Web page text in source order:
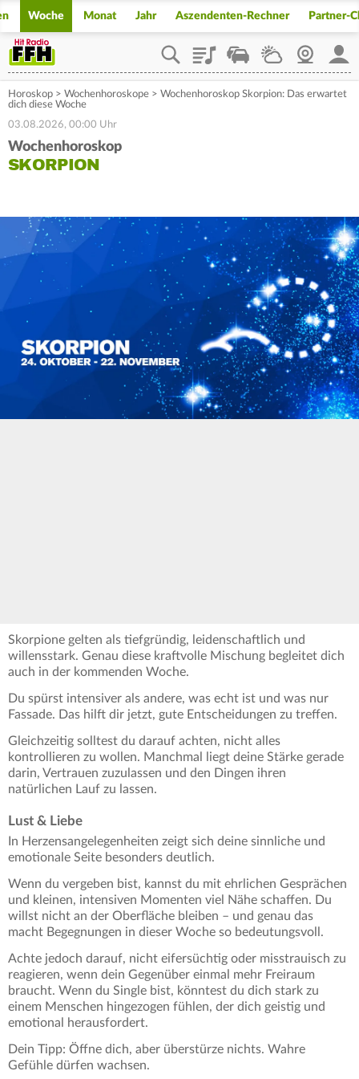
Woche Monat Jahr Aszendenten-Rechner Partner-
PlaylistStaupilotWetterWebcam
Horoskop > Wochenhoroskope > Wochenhoroskop Skorpion: Das erwartet
dich diese Woche
03.08.2026, 00:00 Uhr
Wochenhoroskop
SKORPION
Skorpione gelten als tiefgründig, leidenschaftlich und
willensstark. Genau diese kraftvolle Mischung begleitet dich
auch in der kommenden Woche.
Du spürst intensiver als andere, was echt ist und was nur
Fassade. Das hilft dir jetzt, gute Entscheidungen zu treffen.
Gleichzeitig solltest du darauf achten, nicht alles
kontrollieren zu wollen. Manchmal liegt deine Stärke gerade
darin, Vertrauen zuzulassen und den Dingen ihren
natürlichen Lauf zu lassen.
Lust & Liebe
In Herzensangelegenheiten zeigt sich deine sinnliche und
emotionale Seite besonders deutlich.
Wenn du vergeben bist, kannst du mit ehrlichen Gesprächen
und kleinen, intensiven Momenten viel Nähe schaffen. Du
willst nicht an der Oberfläche bleiben – und genau das
macht Begegnungen in dieser Woche so bedeutungsvoll.
Achte jedoch darauf, nicht eifersüchtig oder misstrauisch zu
reagieren, wenn dein Gegenüber einmal mehr Freiraum
braucht. Wenn du Single bist, könntest du dich stark zu
einem Menschen hingezogen fühlen, der dich geistig und
emotional herausfordert.
Dein Tipp: Öffne dich, aber überstürze nichts. Wahre
Gefühle dürfen wachsen.